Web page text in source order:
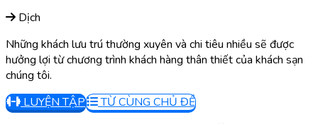
Dịch
Những khách lưu trú thường xuyên và chi tiêu nhiều sẽ được
hưởng lợi từ chương trình khách hàng thân thiết của khách sạn
chúng tôi.
LUYỆN TẬP
TỪ CÙNG CHỦ ĐỀ